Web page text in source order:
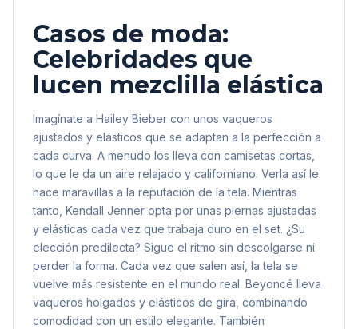
Casos de moda:
Celebridades que
lucen mezclilla elástica
Imagínate a Hailey Bieber con unos vaqueros
ajustados y elásticos que se adaptan a la perfección a
cada curva. A menudo los lleva con camisetas cortas,
lo que le da un aire relajado y californiano. Verla así le
hace maravillas a la reputación de la tela. Mientras
tanto, Kendall Jenner opta por unas piernas ajustadas
y elásticas cada vez que trabaja duro en el set. ¿Su
elección predilecta? Sigue el ritmo sin descolgarse ni
perder la forma. Cada vez que salen así, la tela se
vuelve más resistente en el mundo real. Beyoncé lleva
vaqueros holgados y elásticos de gira, combinando
comodidad con un estilo elegante. También